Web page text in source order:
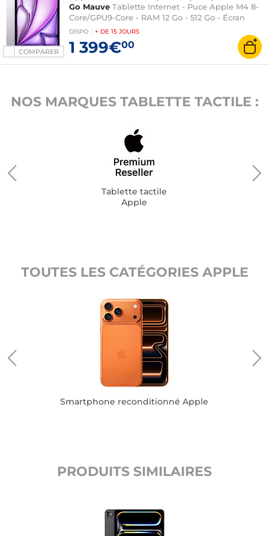
COMPARER
Go Mauve Tablette Internet - Puce Apple M4 8-
Core/GPU9-Core - RAM 12 Go - 512 Go - Écran
Liquid Retina 13" LED tactile - Wi-Fi 7/Bluetooth
6 - Webcam - Touch ID - USB-C - iPadOS 26
DISPO : + DE 15 JOURS
1 399€00
NOS MARQUES TABLETTE TACTILE :
Tablette tactile
Apple
TOUTES LES CATÉGORIES APPLE
Smartphone reconditionné Apple
PRODUITS SIMILAIRES